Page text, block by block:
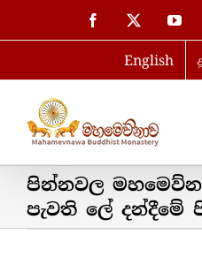
to
Facebook
English
පින්නවල
පැවති ලේ දන්දීමේ